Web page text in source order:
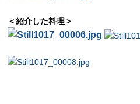
＜紹介した料理＞